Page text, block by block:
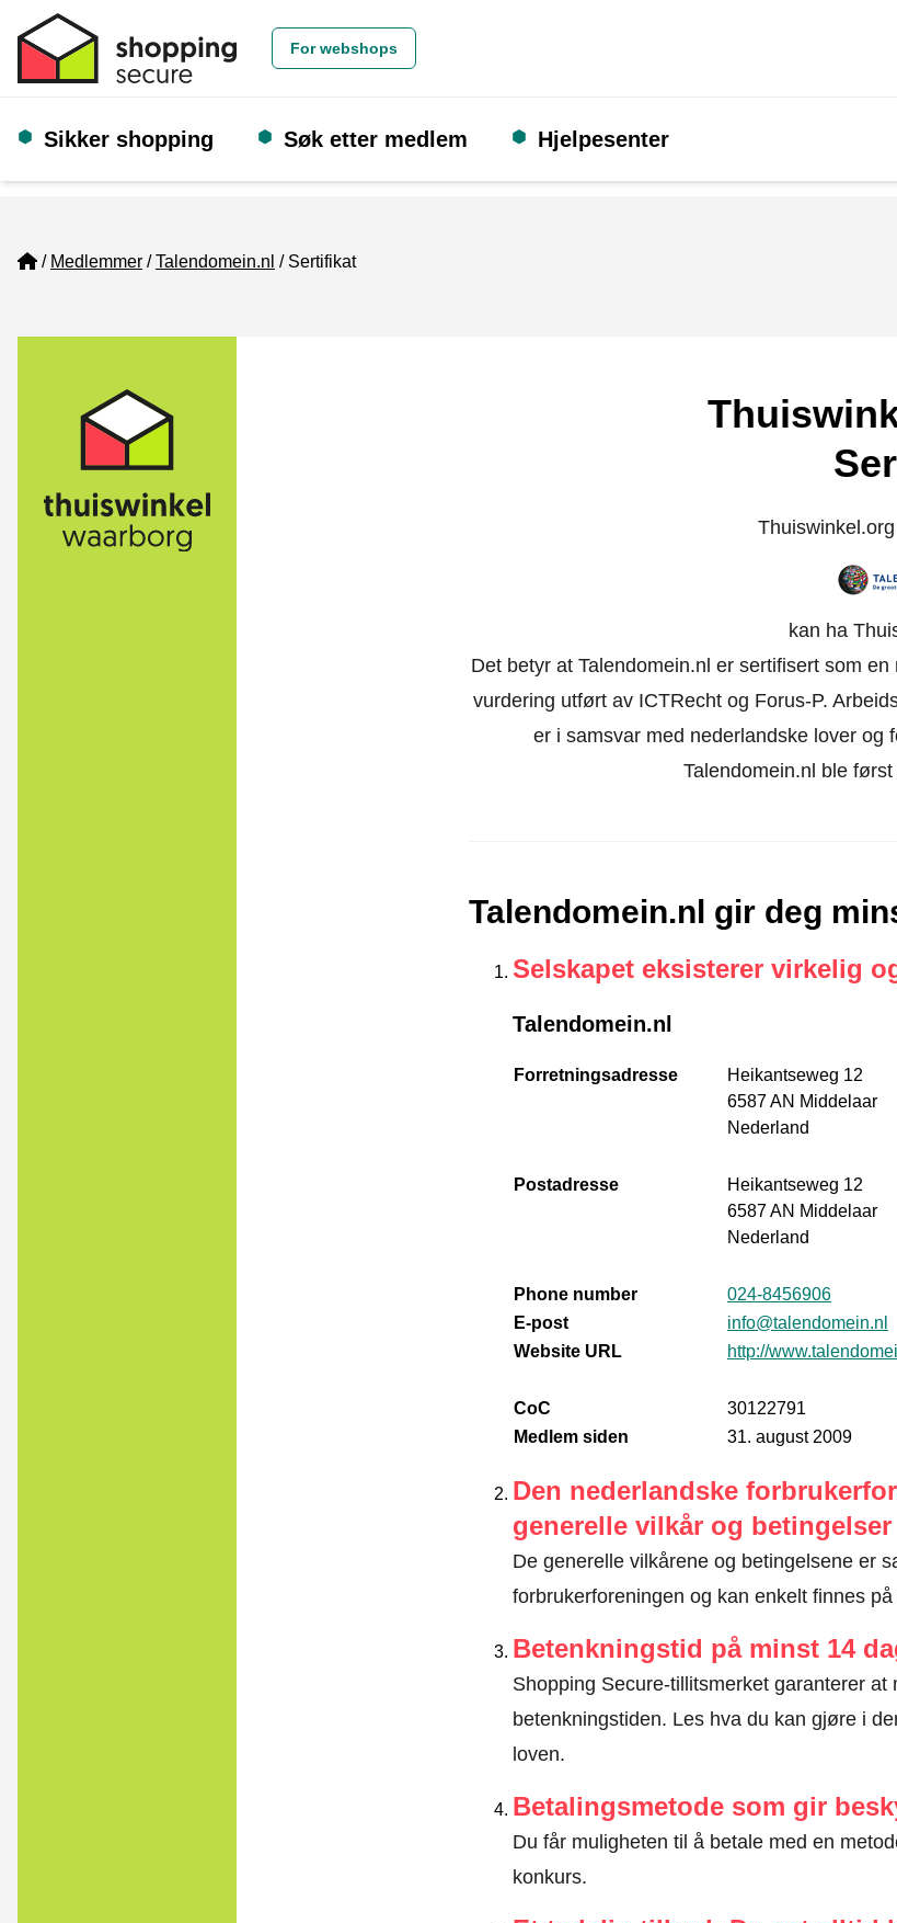
For webshops
Sikker shopping Søk etter medlem Hjelpesenter
Home
Medlemmer Talendomein.nl Sertifikat
kan ha
Det betyr at Talendomein.nl er sertifisert som
vurdering utført av ICTRecht og Forus-P.
er i samsvar med nederlandske lover og
Talendomein.nl ble
Talendomein.nl gir deg
Selskapet eksisterer virkelig
Talendomein.nl
Forretningsadresse
Heikantseweg 12
6587 AN Middelaar
Nederland
Postadresse
Heikantseweg 12
6587 AN Middelaar
Nederland
Phone number
024-8456906
E-post
info@talendomein.nl
Website URL
http://
CoC
30122791
Medlem siden
31. august 2009
Den nederlandske
generelle vilkår og betingelser
De generelle vilkårene og betingelsene er
forbrukerforeningen og kan enkelt finnes
Betenkningstid på minst 14
Shopping Secure-tillitsmerket garanterer
betenkningstiden. Les hva du kan gjøre i
loven.
Betalingsmetode som gir
Du får muligheten til å betale med en
konkurs.